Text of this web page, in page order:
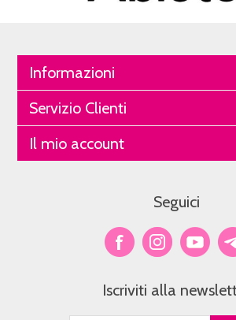
Informazioni
Servizio Clienti
Il mio account
Seguici
Iscriviti alla